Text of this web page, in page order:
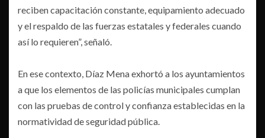
reciben capacitación constante, equipamiento adecuado
y el respaldo de las fuerzas estatales y federales cuando
así lo requieren”, señaló.
En ese contexto, Díaz Mena exhortó a los ayuntamientos
a que los elementos de las policías municipales cumplan
con las pruebas de control y confianza establecidas en la
normatividad de seguridad pública.